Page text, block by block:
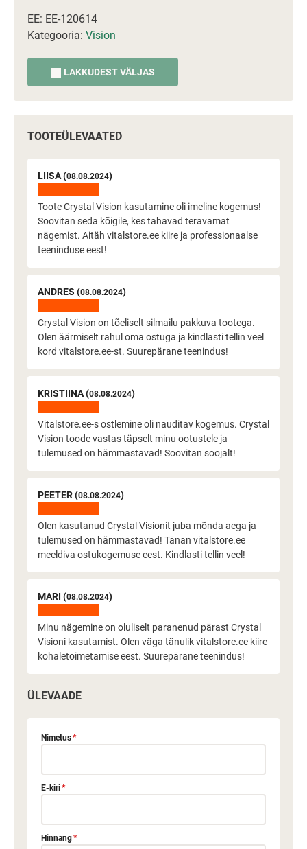
EE: EE-120614
Kategooria: Vision
LAKKUDEST VÄLJAS
TOOTEÜLEVAATED
LIISA (08.08.2024)
Toote Crystal Vision kasutamine oli imeline kogemus!
Soovitan seda kõigile, kes tahavad teravamat
nägemist. Aitäh vitalstore.ee kiire ja professionaalse
teeninduse eest!
ANDRES (08.08.2024)
Crystal Vision on tõeliselt silmailu pakkuva tootega.
Olen äärmiselt rahul oma ostuga ja kindlasti tellin veel
kord vitalstore.ee-st. Suurepärane teenindus!
KRISTIINA (08.08.2024)
Vitalstore.ee-s ostlemine oli nauditav kogemus. Crystal
Vision toode vastas täpselt minu ootustele ja
tulemused on hämmastavad! Soovitan soojalt!
PEETER (08.08.2024)
Olen kasutanud Crystal Visionit juba mõnda aega ja
tulemused on hämmastavad! Tänan vitalstore.ee
meeldiva ostukogemuse eest. Kindlasti tellin veel!
MARI (08.08.2024)
Minu nägemine on oluliselt paranenud pärast Crystal
Visioni kasutamist. Olen väga tänulik vitalstore.ee kiire
kohaletoimetamise eest. Suurepärane teenindus!
ÜLEVAADE
Nimetus*
E-kiri*
Hinnang*